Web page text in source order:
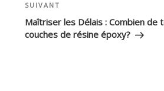
Article
suivant
SUIVANT
Maîtriser les Délais : Combien de
couches de résine époxy?